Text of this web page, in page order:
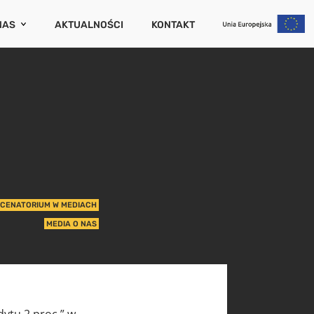
(SZKODOWOŚĆ)
AKTUALNOŚCI KONTAKT
CENATORIUM W MEDIACH
MEDIA O NAS